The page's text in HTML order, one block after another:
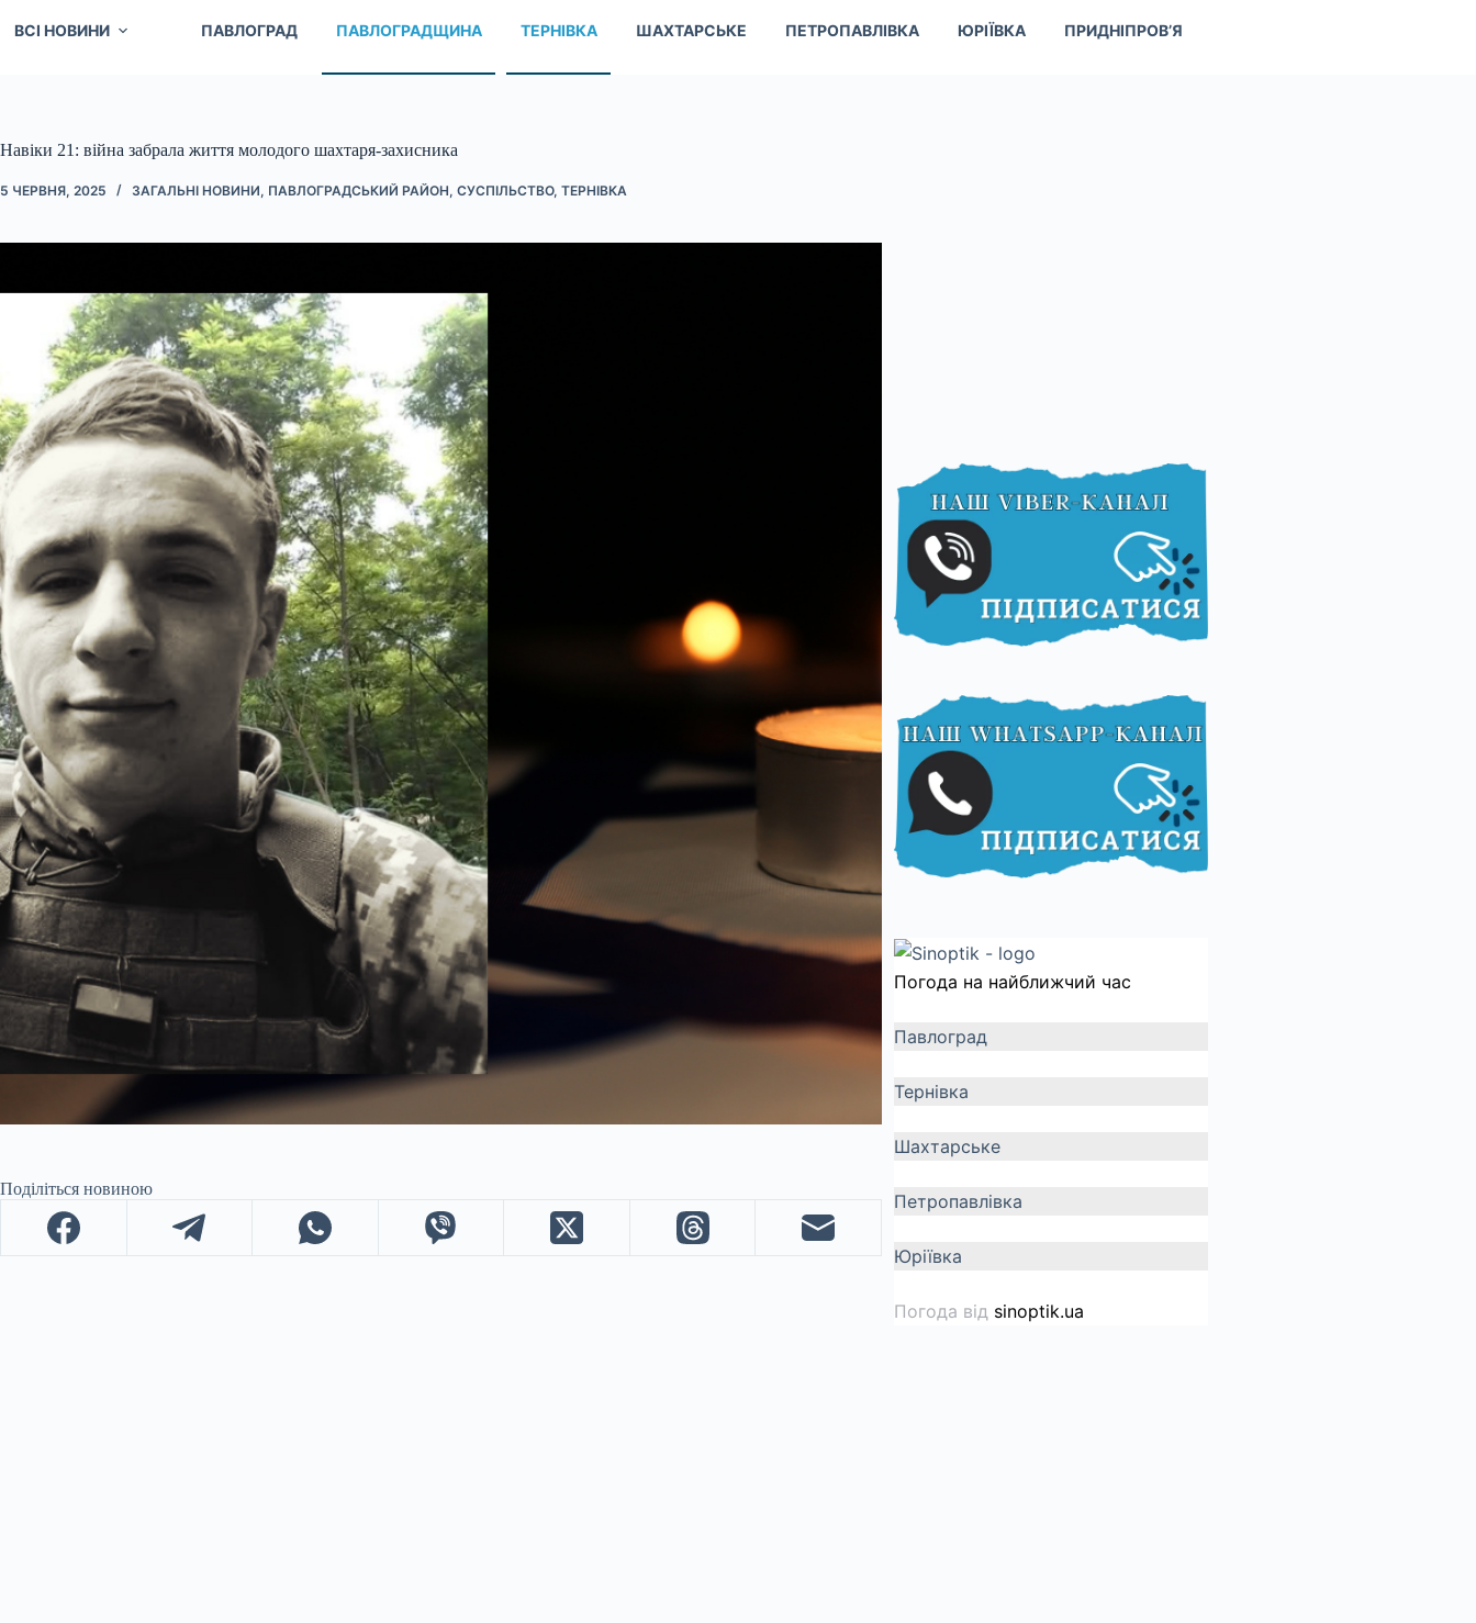
ВСІ НОВИНИ ПАВЛОГРАД ПАВЛОГРАДЩИНА ТЕРНІВКА ШАХТАРСЬКЕ ПЕТРОПАВЛІВКА ЮРІЇВКА ПРИДНІПРОВ’Я
Навіки 21: війна забрала життя молодого шахтаря-захисника
5 ЧЕРВНЯ, 2025 ЗАГАЛЬНІ НОВИНИ, ПАВЛОГРАДСЬКИЙ РАЙОН, СУСПІЛЬСТВО, ТЕРНІВКА
Поділіться новиною
Погода на найближчий час
Павлоград
Тернівка
Шахтарське
Петропавлівка
Юріївка
Погода від sinoptik.ua